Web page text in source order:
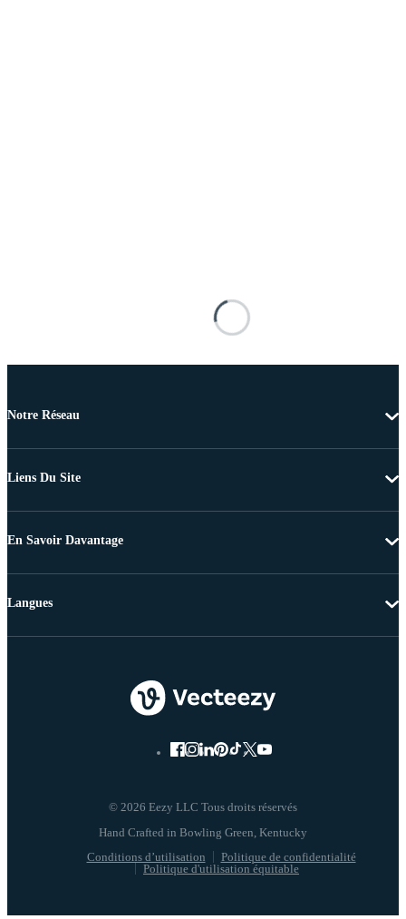
Notre Réseau
Liens Du Site
En Savoir Davantage
© 2026 Eezy LLC Tous droits réservés
Conditions d’utilisation
Politique de confidentialité
Politique d'utilisation équitable
Langues